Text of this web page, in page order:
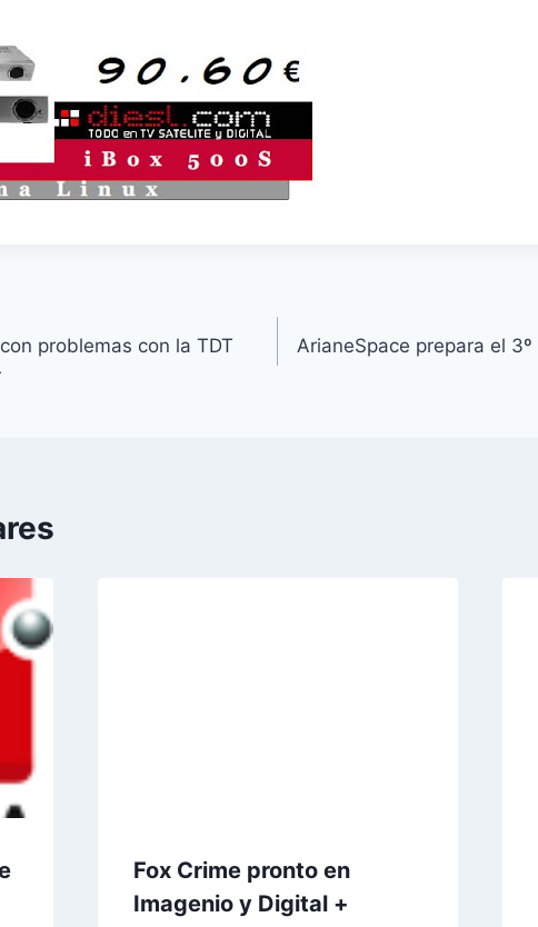
problemas con la TDT
ArianeSpace prepara el
Fox Crime pronto en
Imagenio y Digital +